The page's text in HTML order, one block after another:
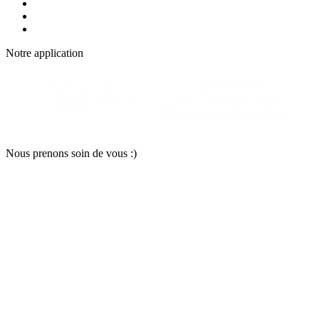
Notre application
Nous prenons soin de vous :)